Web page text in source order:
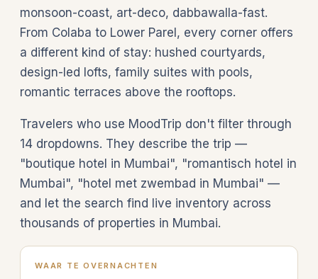
monsoon-coast, art-deco, dabbawalla-fast.
From Colaba to Lower Parel, every corner offers
a different kind of stay: hushed courtyards,
design-led lofts, family suites with pools,
romantic terraces above the rooftops.
Travelers who use MoodTrip don't filter through
14 dropdowns. They describe the trip —
"boutique hotel in Mumbai", "romantisch hotel in
Mumbai", "hotel met zwembad in Mumbai" —
and let the search find live inventory across
thousands of properties in Mumbai.
WAAR TE OVERNACHTEN